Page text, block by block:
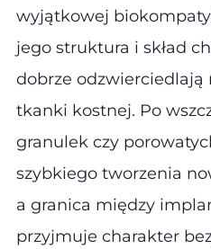
wyjątkowej
jego struktura i skład
dobrze odzwierciedlają
tkanki kostnej. Po
granulek czy
szybkiego tworzenia
a granica między
przyjmuje charakter